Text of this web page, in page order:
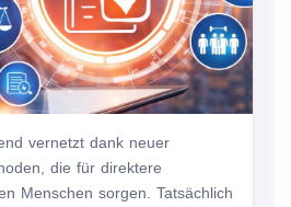
vernetzt dank neuer
die für direktere
Menschen sorgen. Tatsächlich